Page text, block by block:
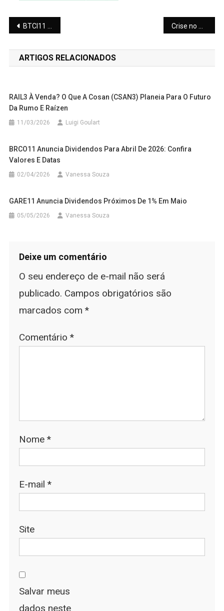
Navegação
de
Post
BTCI11 Avança em Janeiro de 2026 e Eleva dividendos com foco em CRIs
ARTIGOS RELACIONADOS
RAIL3 À Venda? O Que A Cosan (CSAN3) Planeia Para O Futuro
Da Rumo E Raízen
11/03/2026 Luigi Goulart
BRCO11 Anuncia Dividendos Para Abril De 2026: Confira
Valores E Datas
02/04/2026 Vanessa Souza
GARE11 Anuncia Dividendos Próximos De 1% Em Maio
05/05/2026 Vanessa Souza
Deixe um comentário
O seu endereço de e-mail não será
publicado. Campos obrigatórios são
marcados com *
Comentário *
Nome *
E-mail *
Site
Salvar meus
dados neste